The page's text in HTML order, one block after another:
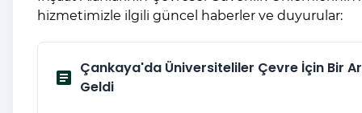
hizmetimizle ilgili güncel haberler ve duyurular:
article
Çankaya'da Üniversiteliler Çevre İçin Bir
Geldi